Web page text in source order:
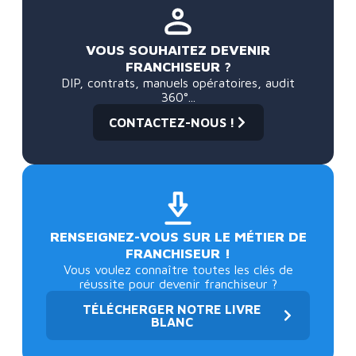
VOUS SOUHAITEZ DEVENIR
FRANCHISEUR ?
DIP, contrats, manuels opératoires, audit
360°...
CONTACTEZ-NOUS !
RENSEIGNEZ-VOUS SUR LE MÉTIER DE
FRANCHISEUR !
Vous voulez connaître toutes les clés de
réussite pour devenir franchiseur ?
TÉLÉCHERGER NOTRE LIVRE
BLANC